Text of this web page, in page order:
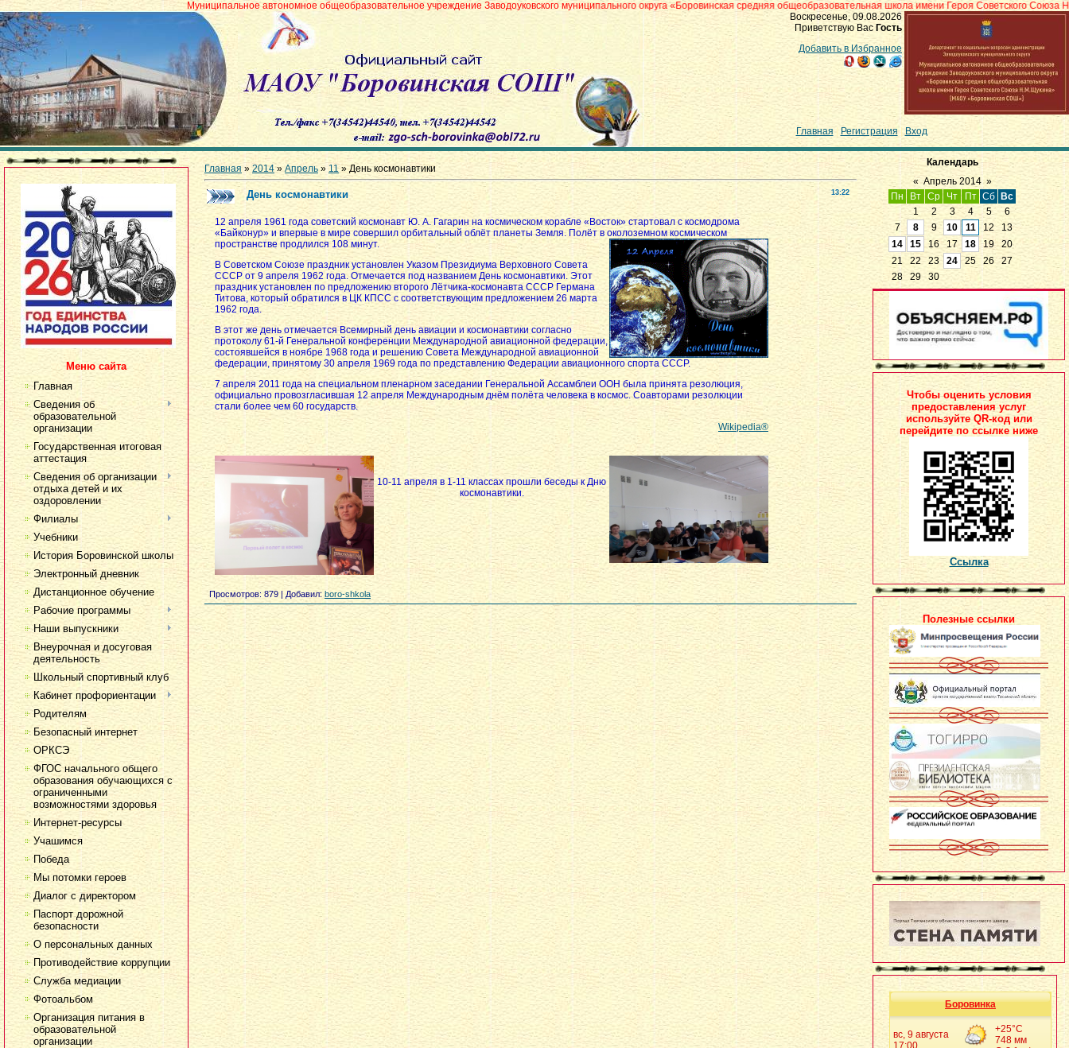
Муниципальное автономное общеобразовательное учреждение Заводоуковского муниципального округа «Боровинская средняя общеобразовательная школа имени Героя Советского Союза Н.М.Щукина»
Воскресенье, 09.08.2026
Приветствую Вас Гость
Добавить в Избранное
Главная Регистрация Вход
Меню сайта
Главная
Сведения об
образовательной
организации
Государственная итоговая
аттестация
Сведения об организации
отдыха детей и их
оздоровлении
Филиалы
Учебники
История Боровинской школы
Электронный дневник
Дистанционное обучение
Рабочие программы
Наши выпускники
Внеурочная и досуговая
деятельность
Школьный спортивный клуб
Кабинет профориентации
Родителям
Безопасный интернет
ОРКСЭ
ФГОС начального общего
образования обучающихся с
ограниченными
возможностями здоровья
Интернет-ресурсы
Учашимся
Победа
Мы потомки героев
Диалог с директором
Паспорт дорожной
безопасности
О персональных данных
Противодействие коррупции
Служба медиации
Фотоальбом
Организация питания в
образовательной
организации
Главная » 2014 » Апрель » 11» День космонавтики
13:22
День космонавтики
12 апреля 1961 года советский космонавт Ю. А. Гагарин на космическом корабле «Восток» стартовал с космодрома
«Байконур» и впервые в мире совершил орбитальный облёт планеты Земля. Полёт в околоземномкосмическом
пространстве продлился 108 минут.
В Советском Союзе праздник установлен Указом Президиума Верховного Совета
СССР от 9 апреля 1962 года. Отмечается под названием День космонавтики. Этот
праздник установлен по предложению второго Лётчика-космонавта СССР Германа
Титова, который обратился в ЦК КПСС с соответствующим предложением 26 марта
1962 года.
В этот же день отмечается Всемирный день авиации и космонавтики согласно
протоколу 61-й Генеральной конференции Международной авиационной федерации,
состоявшейся в ноябре 1968 года и решению Совета Международной авиационной
федерации, принятому 30 апреля 1969 года по представлению Федерации авиационного спорта СССР.
7 апреля 2011 года на специальном пленарном заседании Генеральной Ассамблеи ООН была принята резолюция,
официально провозгласившая 12 апреля Международным днём полёта человека в космос. Соавторами резолюции
стали более чем 60 государств.
Wikipedia®
10-11 апреля в 1-11 классах прошли беседы к Дню
космонавтики.
Просмотров: 879 | Добавил: boro-shkola
Календарь
« Апрель 2014 »
Пн
Вт Ср Чт Пт Сб
Вс
1
2 3 4 5
6
7
8 9 10 11 12
13
14
15 16 17 18 19
20
21
22 23 24 25 26
27
28
29 30
Чтобы оценить условия
предоставления услуг
используйте QR-код или
перейдите по ссылке ниже
Ссылка
Полезные ссылки
Боровинка